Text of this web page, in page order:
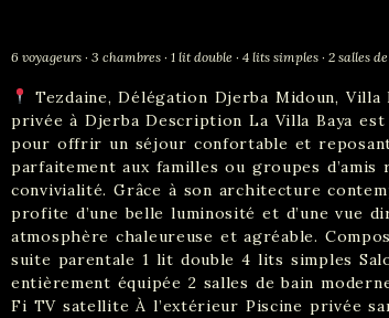
6 voyageurs · 3 chambres · 1 lit double · 4 lits simples · 2 salles
Tezdaine, Délégation Djerba Midoun,
privée à Djerba Description La Villa Baya
pour offrir un séjour confortable et
parfaitement aux familles ou groupes
convivialité. Grâce à son architecture
profite d’une belle luminosité et d’une vue
atmosphère chaleureuse et agréable.
suite parentale 1 lit double 4 lits simples
entièrement équipée 2 salles de bain
Fi TV satellite À l’extérieur Piscine privée